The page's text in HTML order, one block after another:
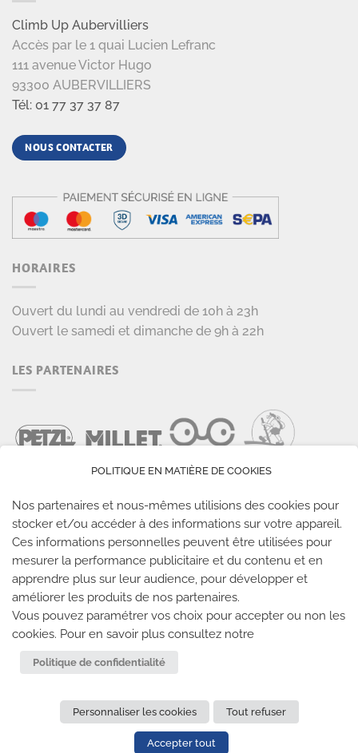
Climb Up Aubervilliers
Accès par le 1 quai Lucien Lefranc
111 avenue Victor Hugo
93300 AUBERVILLIERS
Tél: 01 77 37 37 87
NOUS CONTACTER
HORAIRES
Ouvert du lundi au vendredi de 10h à 23h
Ouvert le samedi et dimanche de 9h à 22h
LES PARTENAIRES
LES SALLES CLIMB UP
Climb Up vous accueille dans ses salles, partout en
France
TROUVE TA SALLE
REJOIGNEZ-NOUS-CLIMB UP INVESTISSEMENTS
MENTIONS LÉGALES
CONFIDENTIALITÉ
POLITIQUE EN MATIÈRE DE COOKIES
Nos partenaires et nous-mêmes utilisions des cookies pour
stocker et/ou accéder à des informations sur votre appareil.
Ces informations personnelles peuvent être utilisées pour
mesurer la performance publicitaire et du contenu et en
apprendre plus sur leur audience, pour développer et
améliorer les produits de nos partenaires.
Vous pouvez paramétrer vos choix pour accepter ou non les
cookies. Pour en savoir plus consultez notre
Politique de confidentialité
Personnaliser les cookies Tout refuser
Accepter tout